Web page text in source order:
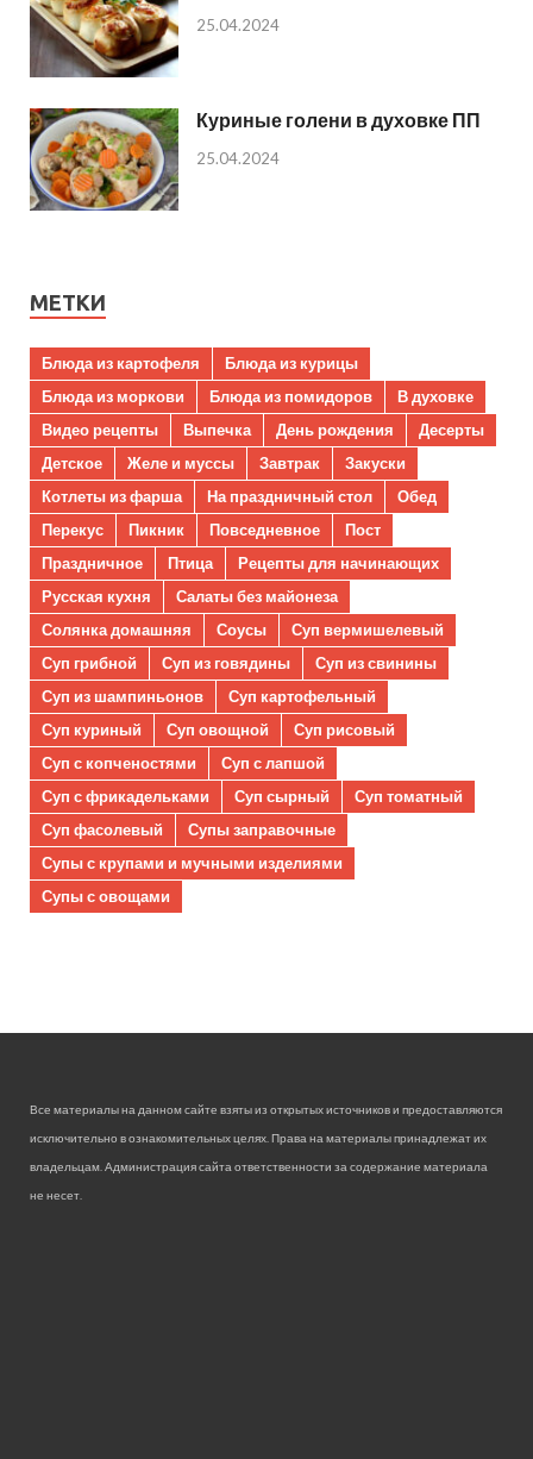
25.04.2024
Куриные голени в духовке ПП
25.04.2024
МЕТКИ
Блюда из картофеля
Блюда из курицы
Блюда из моркови
Блюда из помидоров
В духовке
Видео рецепты
Выпечка День рождения
Десерты
Детское
Желе и муссы Завтрак
Закуски
Котлеты из фарша
На праздничный стол
Обед
Перекус
Пикник Повседневное
Пост
Праздничное
Птица
Рецепты для начинающих
Русская кухня
Салаты без майонеза
Солянка домашняя
Соусы
Суп вермишелевый
Суп грибной
Суп из говядины
Суп из свинины
Суп из шампиньонов
Суп картофельный
Суп куриный
Суп овощной
Суп рисовый
Суп с копченостями
Суп с лапшой
Суп с фрикадельками
Суп сырный
Суп томатный
Суп фасолевый
Супы заправочные
Супы с крупами и мучными изделиями
Супы с овощами
Все материалы на данном сайте взяты из открытых источников и предоставляются
исключительно в ознакомительных целях. Права на материалы принадлежат их
владельцам. Администрация сайта ответственности за содержание материала
не несет.